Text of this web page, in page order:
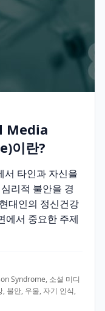
Media
이란?
서 타인과 자신을
리적 불안을 경
대인의 정신건강
에서 중요한 주제
Syndrome, 소셜 미디
불안, 우울, 자기 인식,